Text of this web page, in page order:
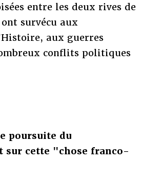
entre les deux rives de
survécu aux
aux guerres
conflits politiques
poursuite du
sur cette "chose franco-